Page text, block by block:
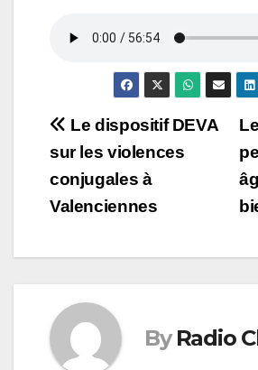
Navigation
de
l’article
Le dispositif DEVA
sur les violences
conjugales à
Valenciennes
By Radio